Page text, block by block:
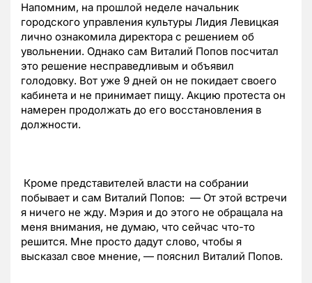
Напомним, на прошлой неделе начальник
городского управления культуры Лидия Левицкая
лично ознакомила директора с решением об
увольнении. Однако сам Виталий Попов посчитал
это решение несправедливым и объявил
голодовку. Вот уже 9 дней он не покидает своего
кабинета и не принимает пищу. Акцию протеста он
намерен продолжать до его восстановления в
должности.
Кроме представителей власти на собрании
побывает и сам Виталий Попов: — От этой встречи
я ничего не жду. Мэрия и до этого не обращала на
меня внимания, не думаю, что сейчас что-то
решится. Мне просто дадут слово, чтобы я
высказал свое мнение, — пояснил Виталий Попов.